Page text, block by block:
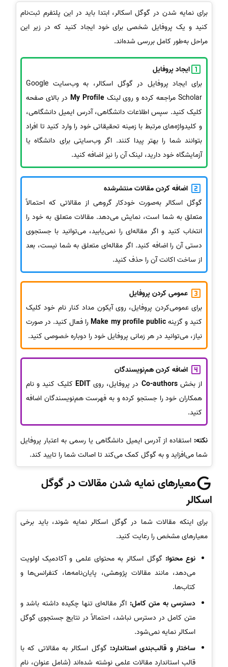
برای نمایه شدن در گوگل اسکالر، ابتدا باید در این پلتفرم ثبت‌نام
کنید و یک پروفایل شخصی برای خود ایجاد کنید که در زیر این
مراحل به‌طور کامل بررسی شده‌اند.
ایجاد پروفایل
برای ایجاد پروفایل در گوگل اسکالر، به وب‌سایت Google
Scholar مراجعه کرده و روی لینک
My Profile در بالای صفحه
کلیک کنید. سپس اطلاعات دانشگاهی، آدرس ایمیل دانشگاهی،
و کلیدواژه‌های مرتبط با زمینه تحقیقاتی خود را وارد کنید تا افراد
بتوانند شما را بهتر پیدا کنند. اگر وب‌سایتی برای دانشگاه یا
آزمایشگاه خود دارید، لینک آن را نیز اضافه کنید.
اضافه کردن مقالات منتشرشده
گوگل اسکالر به‌صورت خودکار گروهی از مقالاتی که احتمالاً
متعلق به شما است، نمایش می‌دهد. مقالات متعلق به خود را
انتخاب کنید و اگر مقاله‌ای را نمی‌یابید، می‌توانید با جستجوی
دستی آن را اضافه کنید. اگر مقاله‌ای متعلق به شما نیست، بعد
از ساخت اکانت آن را حذف کنید.
عمومی کردن پروفایل
برای عمومی‌کردن پروفایل، روی آیکون مداد کنار نام خود کلیک
کنید و گزینهMake my profile publicرا فعال کنید. در صورت
نیاز، می‌توانید در هر زمانی پروفایل خود را دوباره خصوصی کنید.
اضافه کردن هم‌نویسندگان
از بخشCo-authors در پروفایل، رویEDIT کلیک کنید و نام
همکاران خود را جستجو کرده و به فهرست هم‌نویسندگان اضافه
کنید.
نکته: استفاده از آدرس ایمیل دانشگاهی یا رسمی به اعتبار پروفایل
شما می‌افزاید و به گوگل کمک می‌کند تا اصالت شما را تایید کند.
معیارهای نمایه شدن مقالات در گوگل
اسکالر
برای اینکه مقالات شما در گوگل اسکالر نمایه شوند، باید برخی
معیارهای مشخص را رعایت کنید.
نوع محتوا: گوگل اسکالر به محتوای علمی و آکادمیک اولویت
می‌دهد، مانند مقالات پژوهشی، پایان‌نامه‌ها، کنفرانس‌ها و
کتاب‌ها.
دسترسی به متن کامل: اگر مقاله‌ای تنها چکیده داشته باشد و
متن کامل در دسترس نباشد، احتمالاً در نتایج جستجوی گوگل
اسکالر نمایه نمی‌شود.
ساختار و قالب‌بندی استاندارد: گوگل اسکالر به مقالاتی که با
قالب استاندارد مقالات علمی نوشته شده‌اند (شامل عنوان، نام